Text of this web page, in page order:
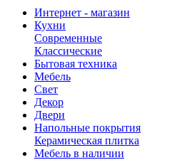
Интернет - магазин
Кухни
Современные
Классические
Бытовая техника
Мебель
Свет
Декор
Двери
Напольные покрытия
Керамическая плитка
Мебель в наличии